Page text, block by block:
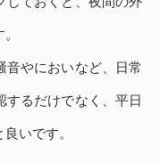
音やにおいなど、日常
するだけでなく、平日
いです。